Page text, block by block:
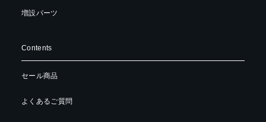
増設パーツ
Contents
セール商品
よくあるご質問